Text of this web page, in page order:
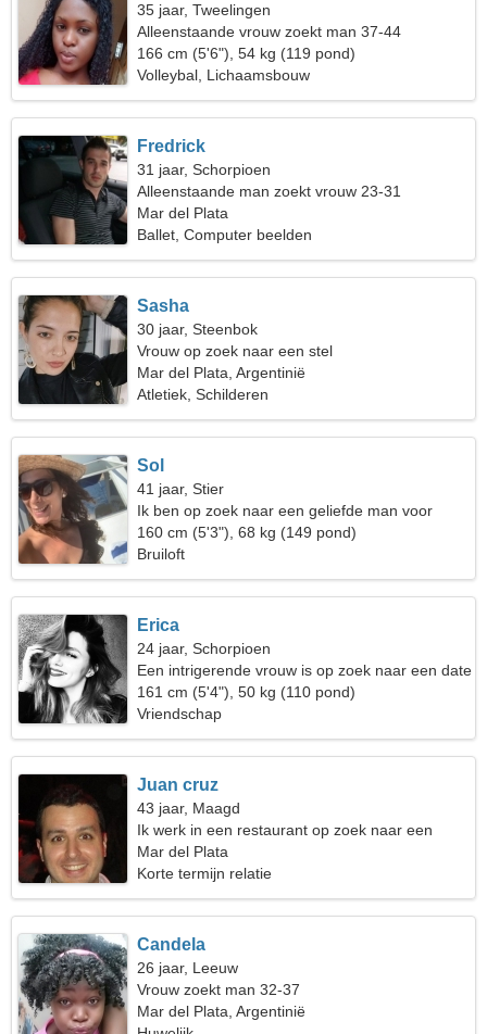
35 jaar, Tweelingen
Alleenstaande vrouw zoekt man 37-44
166 cm (5'6"), 54 kg (119 pond)
Volleybal, Lichaamsbouw
Fredrick
31 jaar, Schorpioen
Alleenstaande man zoekt vrouw 23-31
Mar del Plata
Ballet, Computer beelden
Sasha
30 jaar, Steenbok
Vrouw op zoek naar een stel
Mar del Plata, Argentinië
Atletiek, Schilderen
Sol
41 jaar, Stier
Ik ben op zoek naar een geliefde man voor
reizen
160 cm (5'3"), 68 kg (149 pond)
Bruiloft
Erica
24 jaar, Schorpioen
Een intrigerende vrouw is op zoek naar een date
161 cm (5'4"), 50 kg (110 pond)
Vriendschap
Juan cruz
43 jaar, Maagd
Ik werk in een restaurant op zoek naar een
verlegen vrouw
Mar del Plata
Korte termijn relatie
Candela
26 jaar, Leeuw
Vrouw zoekt man 32-37
Mar del Plata, Argentinië